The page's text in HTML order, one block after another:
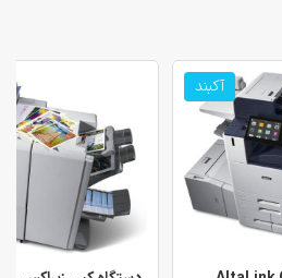
آکبند